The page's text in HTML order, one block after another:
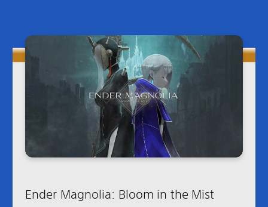
Ender Magnolia: Bloom in the Mist